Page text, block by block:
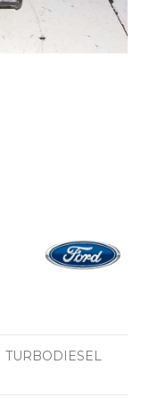
TURBODIESEL